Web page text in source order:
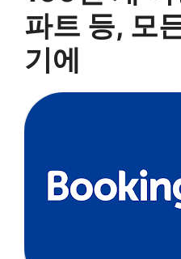
파트 등, 모
기에